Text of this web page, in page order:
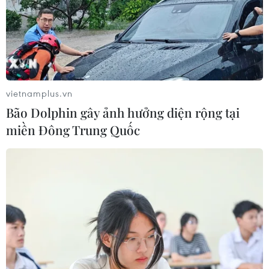
rủi ro trong thời gian tới.
Phân loại, chế biến sản phẩm cá ngừ đại dương xuất khẩu.
(Ảnh: Vũ Sinh/TTXVN)
Nhìn từ hai diễn biến lớn nhất trên, các chuyên
vietnamplus.vn
Bão Dolphin gây ảnh hưởng diện rộng tại
miền Đông Trung Quốc